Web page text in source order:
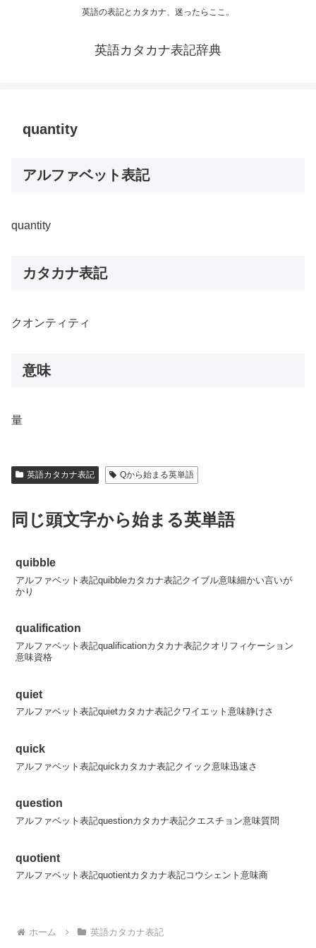
英語の表記とカタカナ、迷ったらここ。
英語カタカナ表記辞典
quantity
アルファベット表記
quantity
カタカナ表記
クオンティティ
意味
量
英語カタカナ表記 Qから始まる英単語
同じ頭文字から始まる英単語
quibble
アルファベット表記quibbleカタカナ表記クイブル意味細かい言いが
かり
qualification
アルファベット表記qualificationカタカナ表記クオリフィケーション
意味資格
quiet
アルファベット表記quietカタカナ表記クワイエット意味静けさ
quick
アルファベット表記quickカタカナ表記クイック意味迅速さ
question
アルファベット表記questionカタカナ表記クエスチョン意味質問
quotient
アルファベット表記quotientカタカナ表記コウシェント意味商
ホーム 英語カタカナ表記